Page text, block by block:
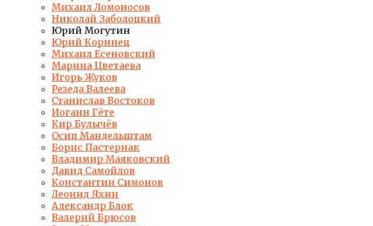
Михаил Ломоносов
Николай Заболоцкий
Юрий Могутин
Юрий Коринец
Михаил Есеновский
Марина Цветаева
Игорь Жуков
Резеда Валеева
Станислав Востоков
Иоганн Гёте
Кир Булычёв
Осип Мандельштам
Борис Пастернак
Владимир Маяковский
Давид Самойлов
Константин Симонов
Леонид Яхин
Александр Блок
Валерий Брюсов